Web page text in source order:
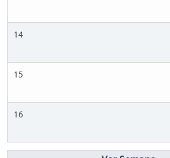
14
15
16